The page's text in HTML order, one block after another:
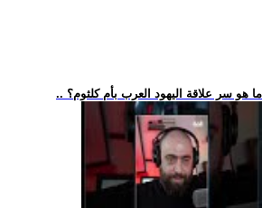
.. ما هو سر علاقة اليهود العرب بأم كلثوم؟